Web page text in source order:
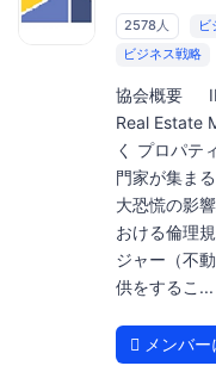
2578人 ビ
ビジネス戦略
協会概要
Real Estate
く プロパテ
門家が集ま
大恐慌の影
おける倫理
ジャー（不
供をするこ...
メンバ